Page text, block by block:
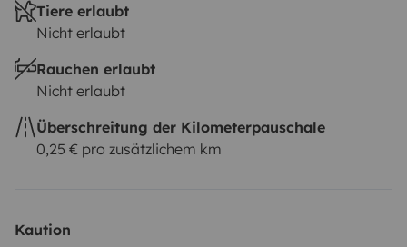
Tiere erlaubt
Nicht erlaubt
Rauchen erlaubt
Nicht erlaubt
Überschreitung der Kilometerpauschale
0,25 € pro zusätzlichem km
Kaution